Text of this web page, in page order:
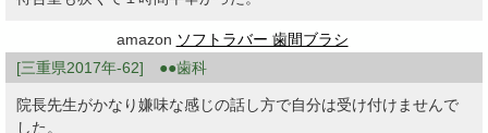
amazon ソフトラバー 歯間ブラシ
[三重県2017年-62] ●●歯科
院長先生がかなり嫌味な感じの話し方で自分は受け付けませんで
した。